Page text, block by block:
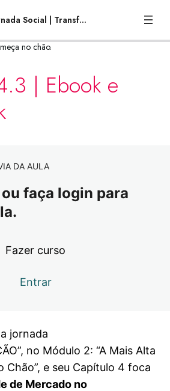
Jornada Social | TransformAção
começa no chão.
e Workbook
social
e Workbook
de mercado no
social
Visualização
no chão.
| Ebook e
DA AULA
faça login para
Fazer curso
Entrar
jornada
no Módulo 2: “A Mais Alta
Chão”, e seu Capítulo 4 foca
de Mercado no